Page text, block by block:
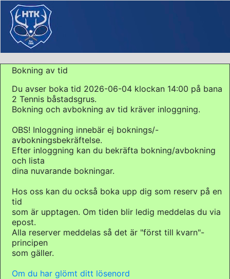
Bokning av tid
Du avser boka tid 2026-06-04 klockan 14:00 på bana
2 Tennis båstadsgrus.
Bokning och avbokning av tid kräver inloggning.
OBS! Inloggning innebär ej boknings/-
avbokningsbekräftelse.
Efter inloggning kan du bekräfta bokning/avbokning
och lista
dina nuvarande bokningar.
Hos oss kan du också boka upp dig som reserv på en
tid
som är upptagen. Om tiden blir ledig meddelas du via
epost.
Alla reserver meddelas så det är "först till kvarn"-
principen
som gäller.
Om du har glömt ditt lösenord